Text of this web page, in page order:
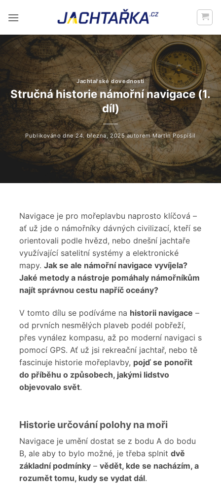
Jachtařské dovednosti
Stručná historie námořní navigace (1.
díl)
Publikováno dne24. března, 2025 autoremMartin Pospíšil
Navigace je pro mořeplavbu naprosto klíčová –
ať už jde o námořníky dávných civilizací, kteří se
orientovali podle hvězd, nebo dnešní jachtaře
využívající satelitní systémy a elektronické
mapy. Jak se ale námořní navigace vyvíjela?
Jaké metody a nástroje pomáhaly námořníkům
najít správnou cestu napříč oceány?
V tomto dílu se podíváme na historii navigace –
od prvních nesmělých plaveb podél pobřeží,
přes vynález kompasu, až po moderní navigaci s
pomocí GPS. Ať už jsi rekreační jachtař, nebo tě
fascinuje historie mořeplavby, pojď se ponořit
do příběhu o způsobech, jakými lidstvo
objevovalo svět.
Historie určování polohy na moři
Navigace je umění dostat se z bodu A do bodu
B, ale aby to bylo možné, je třeba splnit dvě
základní podmínky – vědět, kde se nacházím, a
rozumět tomu, kudy se vydat dál.